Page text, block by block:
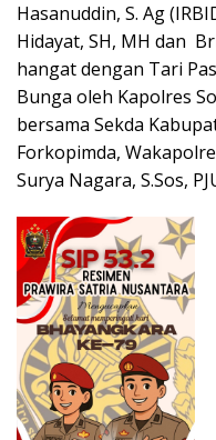
Hasanuddin, S. Ag
Hidayat, SH, MH dan
hangat dengan Tari
Bunga oleh Kapolres
bersama Sekda
Forkopimda,
Surya Nagara, S.Sos,